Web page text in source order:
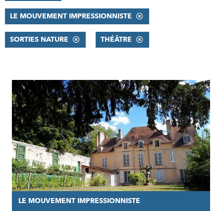
LE MOUVEMENT IMPRESSIONNISTE
SORTIES NATURE THÉÂTRE
RÉSULTATS
LE MOUVEMENT IMPRESSIONNISTE